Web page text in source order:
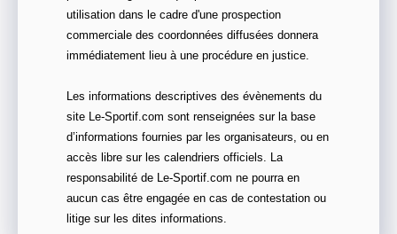
utilisation dans le cadre d'une prospection
commerciale des coordonnées diffusées donnera
immédiatement lieu à une procédure en justice.
Les informations descriptives des évènements du
site Le-Sportif.com sont renseignées sur la base
d’informations fournies par les organisateurs, ou en
accès libre sur les calendriers officiels. La
responsabilité de Le-Sportif.com ne pourra en
aucun cas être engagée en cas de contestation ou
litige sur les dites informations.